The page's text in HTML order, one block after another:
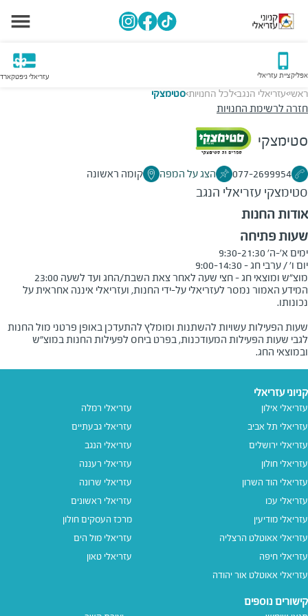
אפליקציית עזריאלי עזריאלי גיפטקארד
ראשי>עזריאלי הנגב>לכל החנויות>סטימצקי
חזרה לרשימת החנויות
סטימצקי
077-2699954 הצג על המפה קומה ראשונה
סטימצקי עזריאלי הנגב
אודות החנות
שעות פתיחה
מוצ"ש ומוצאי חג - חצי שעה לאחר צאת השבת/החג ועד לשעה 23:00
המידע האמור נמסר לעזריאלי על-ידי החנות, ועזריאלי איננה אחראית על
שעות הפעילות עשויות להשתנות ומומלץ להתעדכן באופן פרטני מול החנות
לגבי שעות הפעילות המעודכנות, בפרט ביחס לפעילות החנות במוצ"ש
ובמוצאי החג.
קניוני עזריאלי
עזריאלי אילון
עזריאלי תל אביב
עזריאלי ירושלים
עזריאלי חולון
עזריאלי הוד השרון
עזריאלי עכו
עזריאלי מודיעין
עזריאלי אאוטלט הרצליה
עזריאלי חיפה
עזריאלי אאוטלט אור יהודה
עזריאלי רמלה
עזריאלי גבעתיים
עזריאלי הנגב
עזריאלי רעננה
עזריאלי שרונה
עזריאלי ראשונים
מרכז העסקים חולון
עזריאלי מול הים
עזריאלי טאון
קישורים נוספים